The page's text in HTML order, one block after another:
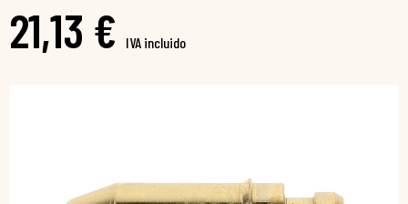
21,13 € IVA incluido